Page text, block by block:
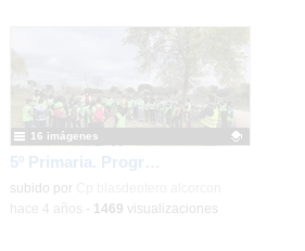
5º Primaria. Programa de movilidad sostenida.Salida Polvoranca
Contenido educativo.
subido por
16 imágenes
hace 4 años - 1469 visualizaciones
2/11
Ambientación de Halloween
-